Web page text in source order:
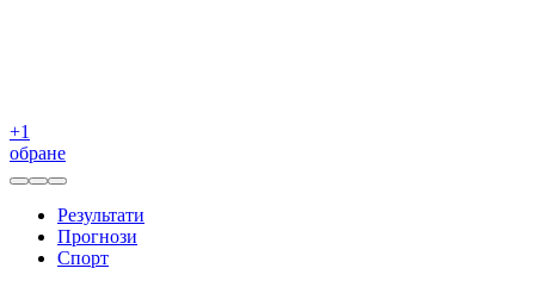
+1
обране
Результати
Прогнози
Спорт